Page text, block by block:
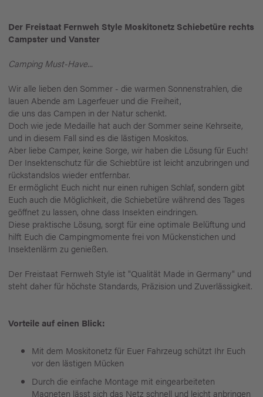
Der Freistaat Fernweh Style Moskitonetz Schiebetüre rechts
Campster und Vanster
Camping Must-Have...
Wir alle lieben den Sommer - die warmen Sonnenstrahlen, die
lauen Abende am Lagerfeuer und die Freiheit,
die uns das Campen in der Natur schenkt.
Doch wie jede Medaille hat auch der Sommer seine Kehrseite,
und in diesem Fall sind es die lästigen Moskitos.
Aber liebe Camper, keine Sorge, wir haben die Lösung für Euch!
Der Insektenschutz für die Schiebtüre ist leicht anzubringen und
rückstandslos wieder entfernbar.
Er ermöglicht Euch nicht nur einen ruhigen Schlaf, sondern gibt
Euch auch die Möglichkeit, die Schiebetüre während des Tages
geöffnet zu lassen, ohne dass Insekten eindringen.
Diese praktische Lösung, sorgt für eine optimale Belüftung und
hilft Euch die Campingmomente frei von Mückenstichen und
Insektenlärm zu genießen.
Der Freistaat Fernweh Style ist "Qualität Made in Germany" und
steht daher für höchste Standards, Präzision und Zuverlässigkeit.
Vorteile auf einen Blick:
Mit dem Moskitonetz für Euer Fahrzeug schützt Ihr Euch
vor den lästigen Mücken
Durch die einfache Montage mit eingearbeiteten
Magneten lässt sich das Netz schnell und leicht anbringen